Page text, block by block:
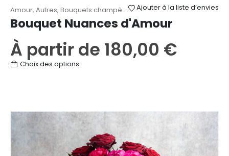
Ajouter à la liste d’envies
Amour, Autres, Bouquets champêtres ,Roses,Saint-Valentin
Bouquet Nuances d'Amour
À partir de 180,00 €
Choix des options
variations.
Les
options
peuvent